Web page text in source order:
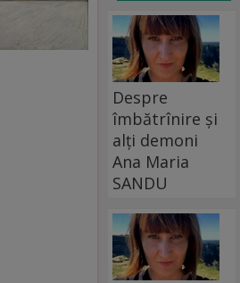
Despre
îmbătrînire și
alți demoni
Ana Maria
SANDU